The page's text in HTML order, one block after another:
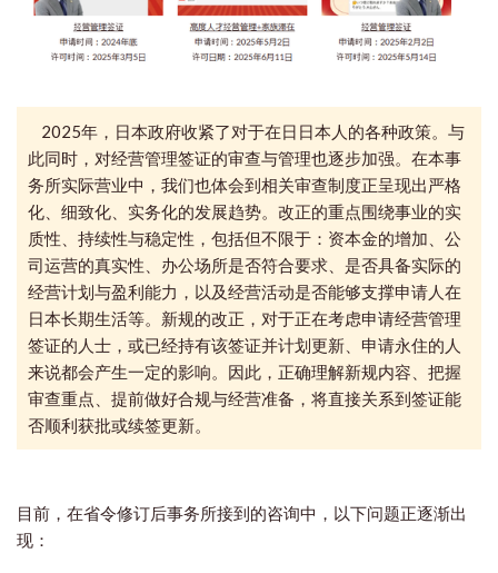
2025年，日本政府收紧了对于在日日本人的各种政策。与
此同时， 对经营管理签证的审查与管理也逐步加强。在本事
务所实际营业中，我们也体会到相关审查制度正呈现出严格
化、细致化、实务化的发展趋势。 改正的重点围绕事业的实
质性、持续性与稳定性，包括但不限于：资本金的增加、公
司运营的真实性、办公场所是否符合要求、是否具备实际的
经营计划与盈利能力，以及经营活动是否能够支撑申请人在
日本长期生活等。新规的改正， 对于正在考虑申请经营管理
签证的人士，或已经持有该签证并计划更新、申请永住的人
来说都会产生一定的影响。因此，正确理解新规内容、把握
审查重点、提前做好合规与经营准备，将直接关系到签证能
否顺利获批或续签更新。
目前，在省令修订后事务所接到的咨询中，以下问题正逐渐出
现：